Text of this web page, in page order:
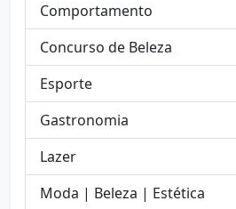
Comportamento
Concurso de Beleza
Esporte
Gastronomia
Lazer
Moda | Beleza | Estética